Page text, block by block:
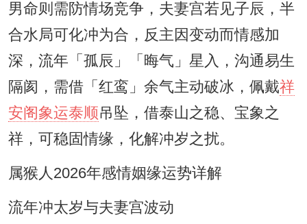
男命则需防情场竞争，夫妻宫若见子辰，半
合水局可化冲为合，反主因变动而情感加
深，流年「孤辰」「晦气」星入，沟通易生
隔阂，需借「红鸾」余气主动破冰，佩戴祥
安阁象运泰顺吊坠，借泰山之稳、宝象之
祥，可稳固情缘，化解冲岁之扰。
属猴人2026年感情姻缘运势详解
流年冲太岁与夫妻宫波动